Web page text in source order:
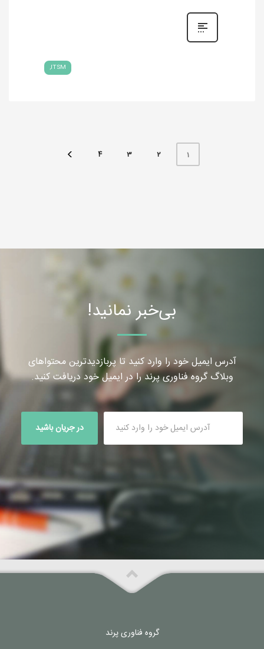
ITSM
1
2
3
4
بی‌خبر نمانید!
آدرس ایمیل خود را وارد کنید تا پربازدیدترین محتواهای
وبلاگ گروه فناوری پرند را در ایمیل خود دریافت کنید.
در جریان باشید
گروه فناوری پرند